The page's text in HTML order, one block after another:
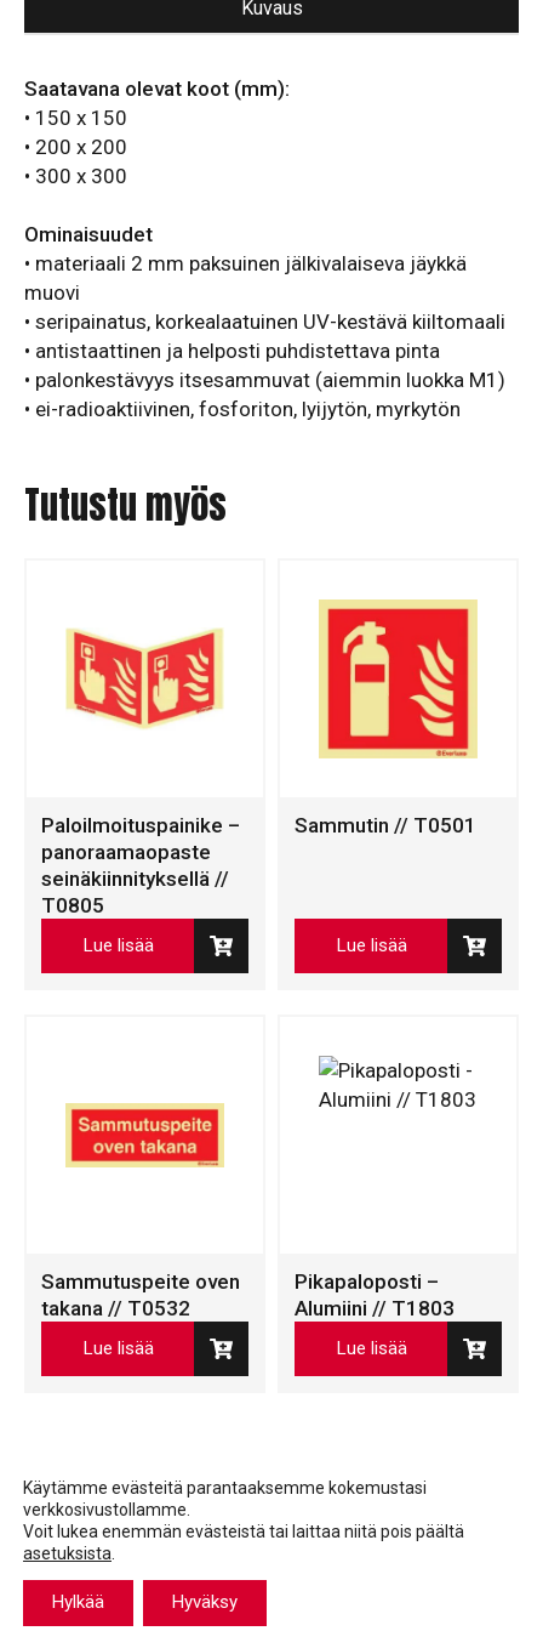
Kuvaus
Saatavana olevat koot (mm):
• 150 x 150
• 200 x 200
• 300 x 300
Ominaisuudet
• materiaali 2 mm paksuinen jälkivalaiseva jäykkä
muovi
• seripainatus, korkealaatuinen UV-kestävä kiiltomaali
• antistaattinen ja helposti puhdistettava pinta
• palonkestävyys itsesammuvat (aiemmin luokka M1)
• ei-radioaktiivinen, fosforiton, lyijytön, myrkytön
Tutustu myös
Paloilmoituspainike –
panoraamaopaste
seinäkiinnityksellä //
T0805
Lue lisää
Sammutin // T0501
Lue lisää
Sammutuspeite oven
takana // T0532
Lue lisää
Pikapaloposti –
Alumiini // T1803
Lue lisää
Käytämme evästeitä parantaaksemme kokemustasi
verkkosivustollamme.
Voit lukea enemmän evästeistä tai laittaa niitä pois päältä
asetuksista
Hyväksy
Hylkää